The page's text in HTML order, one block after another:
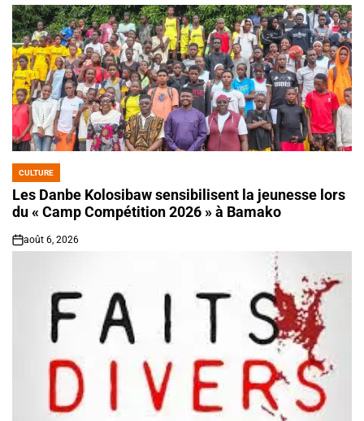
POSTED
IN
CULTURE
Les Danbe Kolosibaw sensibilisent la jeunesse lors
du « Camp Compétition 2026 » à Bamako
on
août 6, 2026